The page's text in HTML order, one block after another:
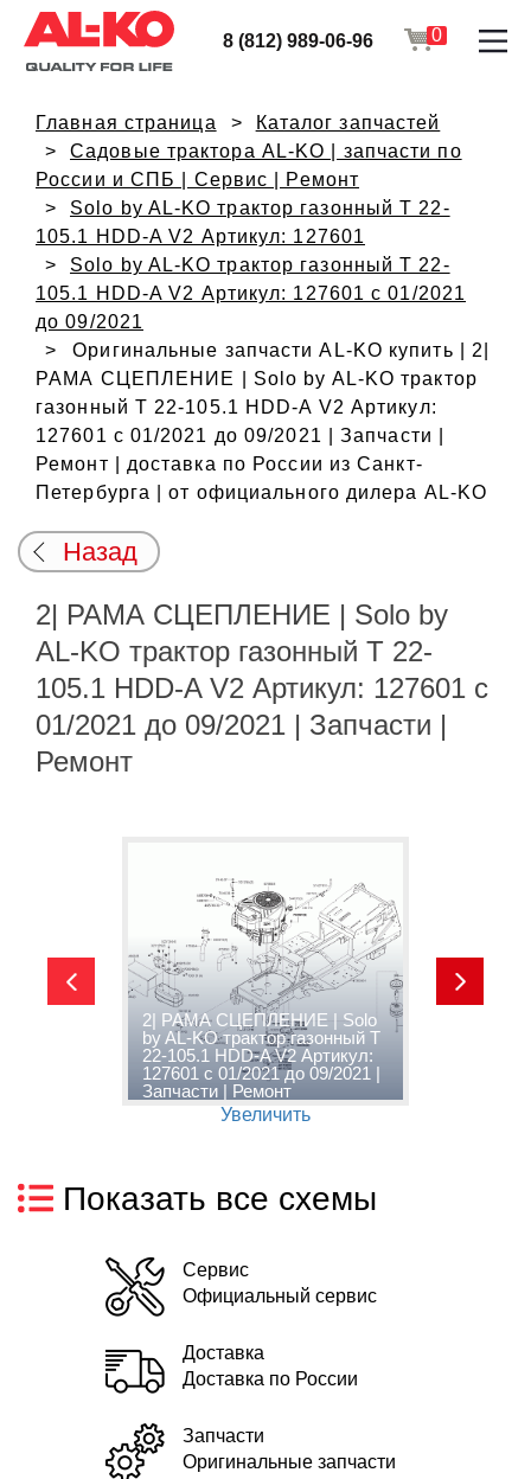
8 (812) 989-06-96 0
Главная страница
Каталог запчастей
Садовые трактора AL-KO | запчасти по
России и СПБ | Сервис | Ремонт
Solo by AL-KO трактор газонный T 22-
105.1 HDD-A V2 Артикул: 127601
Solo by AL-KO трактор газонный T 22-
105.1 HDD-A V2 Артикул: 127601 с 01/2021
до 09/2021
Оригинальные запчасти AL-KO купить | 2|
РАМА СЦЕПЛЕНИЕ | Solo by AL-KO трактор
газонный T 22-105.1 HDD-A V2 Артикул:
127601 с 01/2021 до 09/2021 | Запчасти |
Ремонт | доставка по России из Санкт-
Петербурга | от официального дилера AL-KO
Назад
2| РАМА СЦЕПЛЕНИЕ | Solo by
AL-KO трактор газонный T 22-
105.1 HDD-A V2 Артикул: 127601 с
01/2021 до 09/2021 | Запчасти |
Ремонт
2| РАМА СЦЕПЛЕНИЕ | Solo
by AL-KO трактор газонный T
22-105.1 HDD-A V2 Артикул:
127601 с 01/2021 до 09/2021 |
Запчасти | Ремонт
Увеличить
Показать все схемы
Сервис
Официальный сервис
Доставка
Доставка по России
Запчасти
Оригинальные запчасти